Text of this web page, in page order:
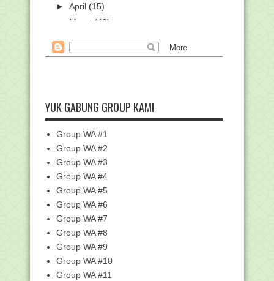
► April (15)
Maret (48)
Silabus Akidah Akhlak Kelas 1,2,3,4,5
Perangkat Pembelajaran TK/ PAUD K13
Revisi Lengkap
RPP SKI K-13 UNTUK MI (KELAS 3
SAMPAI 6)
Peserta Didi...
Bergabunglah dengan Komunitas
WhatsApp PPG Daljab ...
Daftar Kontak Panitia LPTK PPG Daljab
Kemenag 2025
Kemenag Umumkan 70.652 Peserta
PPG Daljab Angkatan...
Sebanyak 23.339 Peserta Lulus Seleksi
Administrasi...
YUK GABUNG GROUP KAMI
Group WA #1
Group WA #2
Group WA #3
Group WA #4
Group WA #5
Group WA #6
Group WA #7
Group WA #8
Group WA #9
Group WA #10
Group WA #11